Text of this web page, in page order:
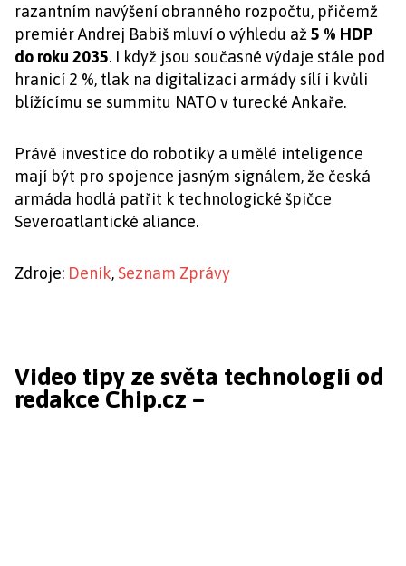
razantním navýšení obranného rozpočtu, přičemž
premiér Andrej Babiš mluví o výhledu až 5 % HDP
do roku 2035. I když jsou současné výdaje stále pod
hranicí 2 %, tlak na digitalizaci armády sílí i kvůli
blížícímu se summitu NATO v turecké Ankaře.
Právě investice do robotiky a umělé inteligence
mají být pro spojence jasným signálem, že česká
armáda hodlá patřit k technologické špičce
Severoatlantické aliance.
Zdroje: Deník, Seznam Zprávy
Video tipy ze světa technologií od
redakce Chip.cz –